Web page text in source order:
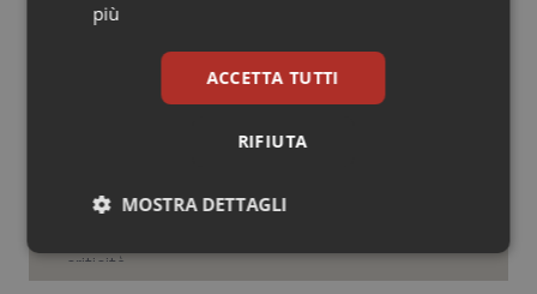
Salute orale & impianti
Sangue & coagulazione
Tumore al seno
Tumore ovarico
Case di comunità. La sfida ora è
riempirle di professionisti e servizi. Il
punto della Conferenza delle Regioni
criticità riscontrate, stop al
laboratorio di Embriologia
più
ACCETTA TUTTI
RIFIUTA
MOSTRA DETTAGLI
Necessari Statistici Marketing